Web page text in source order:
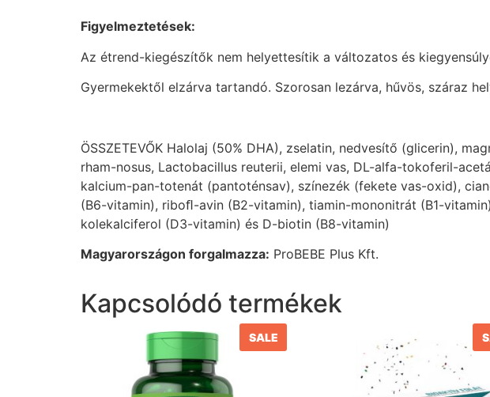
Figyelmeztetések:
Az étrend-kiegészítők nem helyettesítik a változatos és
Gyermekektől elzárva tartandó. Szorosan lezárva, hűvös, száraz
ÖSSZETEVŐK Halolaj (50% DHA), zselatin, nedvesítő (glicerin),
rham-nosus, Lactobacillus reuterii, elemi vas, DL-alfa-tokoferil-
kalcium-pan-totenát (pantoténsav), színezék (fekete vas-oxid),
(B6-vitamin), riboﬂ-avin (B2-vitamin), tiamin-mononitrát (B1-
kolekalciferol (D3-vitamin) és D-biotin (B8-vitamin)
Magyarországon forgalmazza: ProBEBE Plus Kft.
Kapcsolódó termékek
SALE